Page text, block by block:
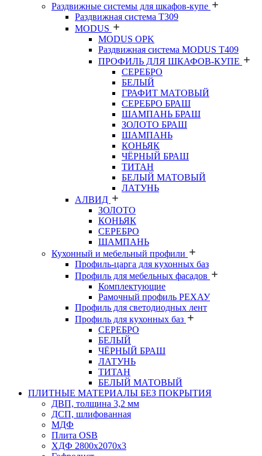
Раздвижные системы для шкафов-купе
Раздвижная система Т309
MODUS
MODUS OPK
Раздвижная система MODUS T409
ПРОФИЛЬ ДЛЯ ШКАФОВ-КУПЕ
СЕРЕБРО
БЕЛЫЙ
ГРАФИТ МАТОВЫЙ
СЕРЕБРО БРАШ
ШАМПАНЬ БРАШ
ЗОЛОТО БРАШ
ШАМПАНЬ
КОНЬЯК
ЧЁРНЫЙ БРАШ
ТИТАН
БЕЛЫЙ МАТОВЫЙ
ЛАТУНЬ
АЛВИД
ЗОЛОТО
КОНЬЯК
СЕРЕБРО
ШАМПАНЬ
Кухонный и мебельный профили
Профиль-царга для кухонных баз
Профиль для мебельных фасадов
Комплектующие
Рамочный профиль РЕХАУ
Профиль для светодиодных лент
Профиль для кухонных баз
СЕРЕБРО
БЕЛЫЙ
ЧЁРНЫЙ БРАШ
ЛАТУНЬ
ТИТАН
БЕЛЫЙ МАТОВЫЙ
ПЛИТНЫЕ МАТЕРИАЛЫ БЕЗ ПОКРЫТИЯ
ДВП, толщина 3,2 мм
ДСП, шлифованная
МДФ
Плита OSB
ХДФ 2800х2070х3